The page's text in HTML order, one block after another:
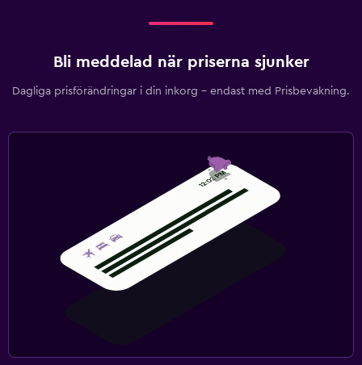
Bli meddelad när priserna sjunker
Dagliga prisförändringar i din inkorg – endast med Prisbevakning.